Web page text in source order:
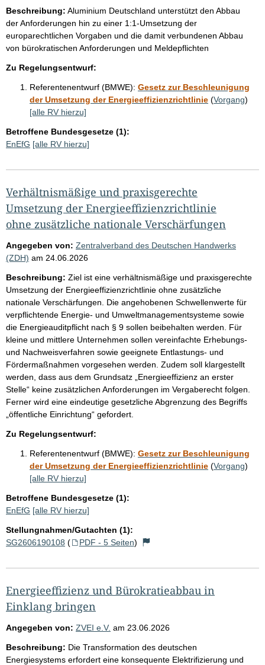
Beschreibung: Aluminium Deutschland unterstützt den Abbau
der Anforderungen hin zu einer 1:1-Umsetzung der
europarechtlichen Vorgaben und die damit verbundenen Abbau
von bürokratischen Anforderungen und Meldepflichten
Zu Regelungsentwurf:
Referentenentwurf (BMWE): Gesetz zur Beschleunigung
der Umsetzung der Energieeffizienzrichtlinie (Vorgang)
[alle RV hierzu]
Betroffene Bundesgesetze (1):
EnEfG [alle RV hierzu]
Verhältnismäßige und praxisgerechte
Umsetzung der Energieeffizienzrichtlinie
ohne zusätzliche nationale Verschärfungen
Angegeben von: Zentralverband des Deutschen Handwerks
(ZDH) am 24.06.2026
Beschreibung: Ziel ist eine verhältnismäßige und praxisgerechte
Umsetzung der Energieeffizienzrichtlinie ohne zusätzliche
nationale Verschärfungen. Die angehobenen Schwellenwerte für
verpflichtende Energie- und Umweltmanagementsysteme sowie
die Energieauditpflicht nach § 9 sollen beibehalten werden. Für
kleine und mittlere Unternehmen sollen vereinfachte Erhebungs-
und Nachweisverfahren sowie geeignete Entlastungs- und
Fördermaßnahmen vorgesehen werden. Zudem soll klargestellt
werden, dass aus dem Grundsatz „Energieeffizienz an erster
Stelle“ keine zusätzlichen Anforderungen im Vergaberecht folgen.
Ferner wird eine eindeutige gesetzliche Abgrenzung des Begriffs
„öffentliche Einrichtung“ gefordert.
Zu Regelungsentwurf:
Referentenentwurf (BMWE): Gesetz zur Beschleunigung
der Umsetzung der Energieeffizienzrichtlinie (Vorgang)
[alle RV hierzu]
Betroffene Bundesgesetze (1):
EnEfG [alle RV hierzu]
Stellungnahmen/Gutachten (1):
SG2606190108 ( PDF - 5 Seiten)
Energieeffizienz und Bürokratieabbau in
Einklang bringen
Angegeben von: ZVEI e.V. am 23.06.2026
Beschreibung: Die Transformation des deutschen
Energiesystems erfordert eine konsequente Elektrifizierung und